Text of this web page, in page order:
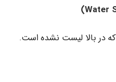
در بالا لیست نشده است.